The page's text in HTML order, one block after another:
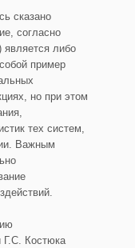
сказано
согласно
является либо
пример
но при этом
тех систем,
Важным
Г.С. Костюка